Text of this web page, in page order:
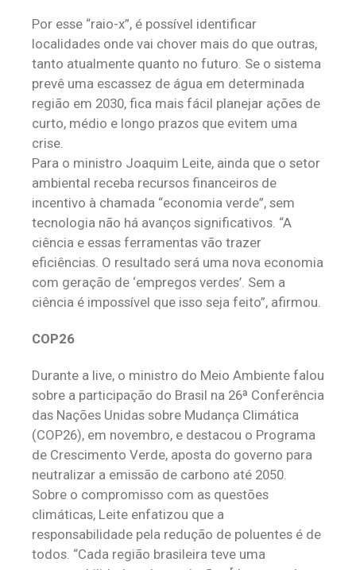
Por esse “raio-x”, é possível identificar
localidades onde vai chover mais do que outras,
tanto atualmente quanto no futuro. Se o sistema
prevê uma escassez de água em determinada
região em 2030, fica mais fácil planejar ações de
curto, médio e longo prazos que evitem uma
crise.
Para o ministro Joaquim Leite, ainda que o setor
ambiental receba recursos financeiros de
incentivo à chamada “economia verde”, sem
tecnologia não há avanços significativos. “A
ciência e essas ferramentas vão trazer
eficiências. O resultado será uma nova economia
com geração de ‘empregos verdes’. Sem a
ciência é impossível que isso seja feito”, afirmou.
COP26
Durante a live, o ministro do Meio Ambiente falou
sobre a participação do Brasil na 26ª Conferência
das Nações Unidas sobre Mudança Climática
(COP26), em novembro, e destacou o Programa
de Crescimento Verde, aposta do governo para
neutralizar a emissão de carbono até 2050.
Sobre o compromisso com as questões
climáticas, Leite enfatizou que a
responsabilidade pela redução de poluentes é de
todos. “Cada região brasileira teve uma